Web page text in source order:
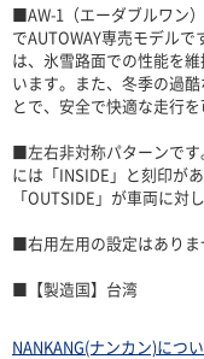
■AW-1（エーダブルワン
でAUTOWAY専売モデル
は、氷雪路面での性能を
います。また、冬季の過
とで、安全で快適な走行を
■左右非対称パターンです
には「INSIDE」と刻印があ
「OUTSIDE」が車両に対
■右用左用の設定はありま
■【製造国】台湾
NANKANG(ナンカン)につ